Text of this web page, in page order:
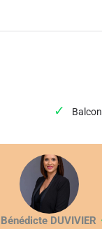
Balcon
Bénédicte DUVIVIER